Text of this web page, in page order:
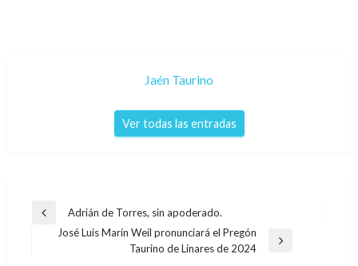
Jaén Taurino
Ver todas las entradas
Navegación
Entrada
anterior
Adrián de Torres, sin apoderado.
José Luis Marín Weil pronunciará el Pregón
Taurino de Linares de 2024